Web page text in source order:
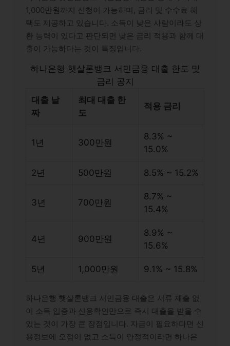
1,000만원까지 신청이 가능하며, 금리 및 수수료 혜
택도 제공하고 있습니다. 소득이 낮은 사람이라도 상
환 능력이 있다고 판단되면 낮은 금리 적용과 함께 대
출이 가능하다는 것이 특징입니다.
하나은행 햇살론뱅크 서민금융 대출 한도 및
금리 공지
대출 날
짜
최대 대출 한
도
적용 금리
1년 300만원
8.3% ~
15.0%
2년 500만원 8.5% ~ 15.2%
3년 700만원
8.7% ~
15.4%
4년 900만원
8.9% ~
15.6%
5년 1,000만원 9.1% ~ 15.8%
하나은행 햇살론뱅크 서민금융 대출은 서류 제출 없
이 소득 입증과 신용확인만으로 즉시 대출을 받을 수
있는 것이 가장 큰 장점입니다. 자금이 필요하다면 신
용정보에 오점이 없고 소득이 안정적이라면 하나은